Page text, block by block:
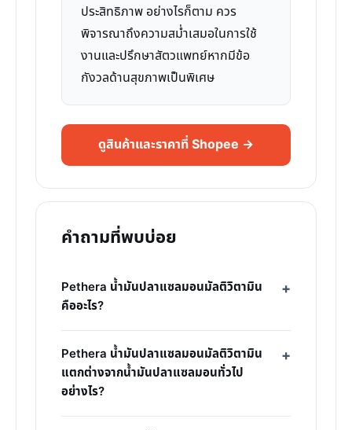
ประสิทธิภาพ อย่างไรก็ตาม ควร
พิจารณาถึงความสม่ำเสมอในการใช้
งานและปรึกษาสัตวแพทย์หากมีข้อ
กังวลด้านสุขภาพเป็นพิเศษ
ดูสินค้าและราคาที่ Shopee →
คำถามที่พบบ่อย
Pethera น้ำมันปลาแซลมอนมัลติวิตามิน
คืออะไร?
Pethera น้ำมันปลาแซลมอนมัลติวิตามิน
แตกต่างจากน้ำมันปลาแซลมอนทั่วไป
อย่างไร?